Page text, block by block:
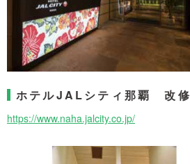
ホテルJALシティ那覇 改修
https://www.naha.jalcity.co.jp/